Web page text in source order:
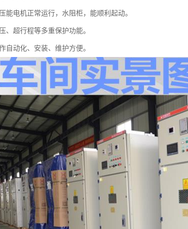
能电机正常运行，水阻柜，能顺利起动。
、超行程等多重保护功能。
自动化、安装、维护方便。